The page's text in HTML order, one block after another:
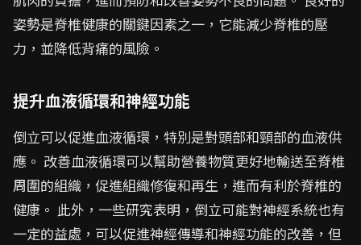
姿勢是脊椎健康的關鍵因素之一，它能減少脊椎的壓
力，並降低背痛的風險。
提升血液循環和神經功能
倒立可以促進血液循環，特別是對頭部和頸部的血液供
應。 改善血液循環可以幫助營養物質更好地輸送至脊椎
周圍的組織，促進組織修復和再生，進而有利於脊椎的
健康。 此外，一些研究表明，倒立可能對神經系統也有
一定的益處，可以促進神經傳導和神經功能的改善，但